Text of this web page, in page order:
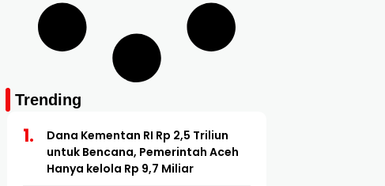
Trending
Dana Kementan RI Rp 2,5 Triliun
untuk Bencana, Pemerintah Aceh
Hanya kelola Rp 9,7 Miliar